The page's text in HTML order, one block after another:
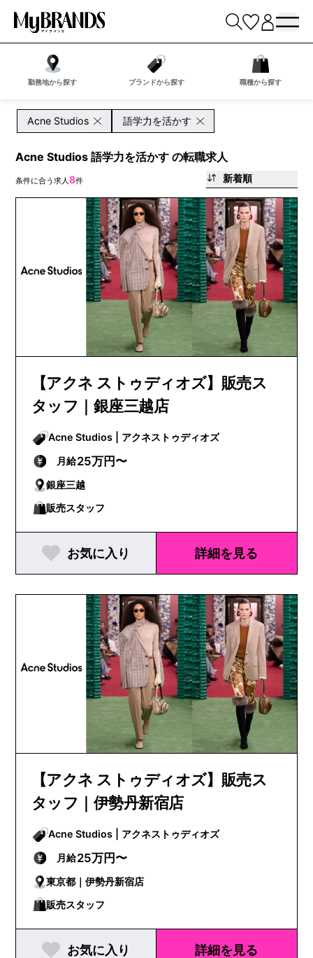
勤務地から探す ブランドから探す 職種から探す
Acne Studios 語学力を活かす
Acne Studios 語学力を活かす の転職求人
条件に合う求人8件 新着順
【アクネ ストゥディオズ】販売ス
タッフ｜銀座三越店
Acne Studios | アクネストゥディオズ
月給25万円〜
銀座三越
販売スタッフ
お気に入り 詳細を見る
【アクネ ストゥディオズ】販売ス
タッフ｜伊勢丹新宿店
Acne Studios | アクネストゥディオズ
月給25万円〜
東京都｜伊勢丹新宿店
販売スタッフ
お気に入り 詳細を見る